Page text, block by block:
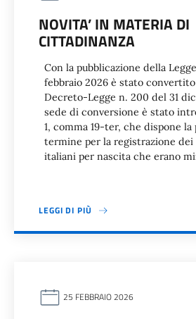
NOVITA’ IN MATERIA DI
CITTADINANZA
Con la pubblicazione della
febbraio 2026 è stato
Decreto-Legge n. 200 del 31
sede di conversione è stato
1, comma 19-ter, che dispone la
termine per la registrazione
italiani per nascita che erano
LEGGI DI PIÙ
25 FEBBRAIO 2026